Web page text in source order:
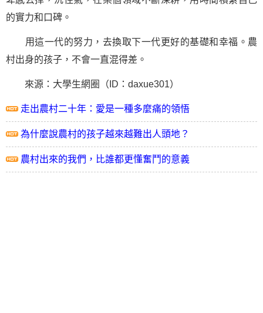
的實力和口碑。
用這一代的努力，去換取下一代更好的基礎和幸福。農
村出身的孩子，不會一直混得差。
來源：大學生網圈（ID：daxue301）
走出農村二十年：愛是一種多麼痛的領悟
為什麼說農村的孩子越來越難出人頭地？
農村出來的我們，比誰都更懂奮鬥的意義